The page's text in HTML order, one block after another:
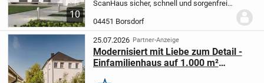
10
ScanHaus sicher, schnell und sorgenfrei
eines Einfamilienhauses mehr als ein
Bauprojekt - es ist der Wunsch nach
einem...
04451 Borsdorf
25.07.2026 Partner-Anzeige
Modernisiert mit Liebe zum Detail -
Einfamilienhaus auf 1.000 m²